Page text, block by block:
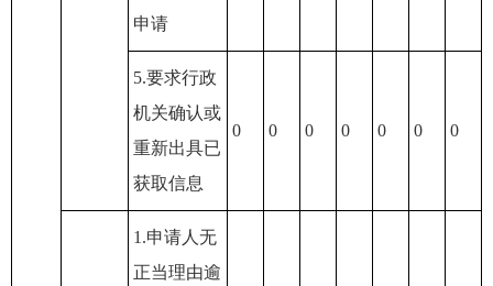
申请
5.要求行政
机关确认或
重新出具已
获取信息
0 0 0 0 0 0 0
1.申请人无
正当理由逾